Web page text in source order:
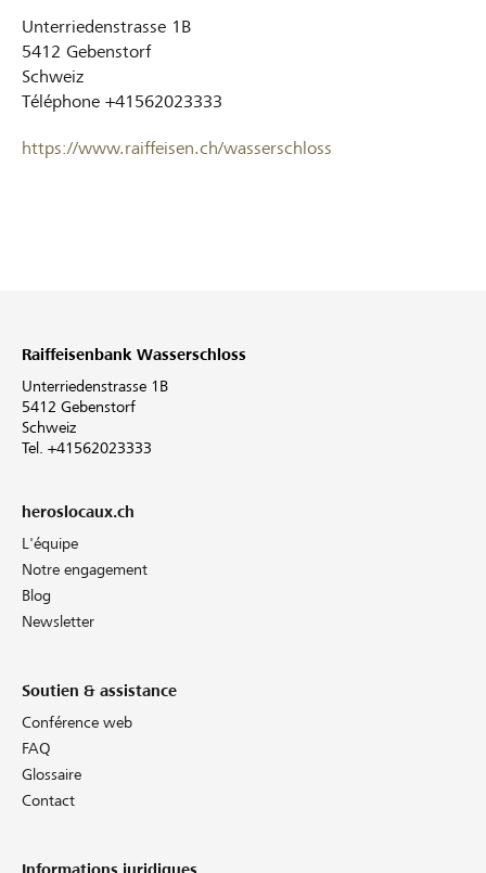
Unterriedenstrasse 1B
5412 Gebenstorf
Schweiz
Téléphone +41562023333
https://www.raiffeisen.ch/wasserschloss
Raiffeisenbank Wasserschloss
Unterriedenstrasse 1B
5412 Gebenstorf
Schweiz
Tel. +41562023333
heroslocaux.ch
L'équipe
Notre engagement
Blog
Newsletter
Soutien & assistance
Conférence web
FAQ
Glossaire
Contact
Informations juridiques